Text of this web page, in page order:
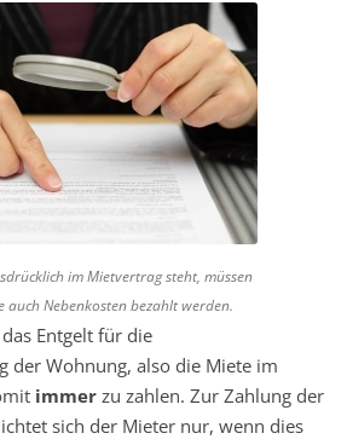
im Mietvertrag steht, müssen
auch Nebenkosten bezahlt werden.
Entgelt für die
der Wohnung, also die Miete im
immer zu zahlen. Zur Zahlung der
sich der Mieter nur, wenn dies